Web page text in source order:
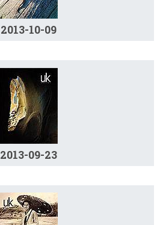
2013-10-09
2013-09-23